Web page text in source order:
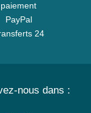
paiement
PayPal
24
nous dans :